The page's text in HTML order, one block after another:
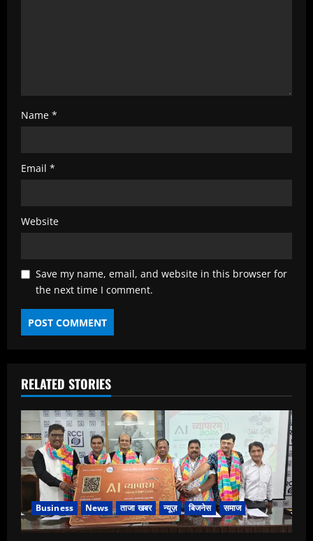
Name *
Email *
Website
Save my name, email, and website in this browser for
the next time I comment.
RELATED STORIES
Business News ताजा खबर न्यूज़ बिजनेस समाज